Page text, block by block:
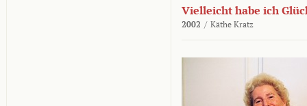
Vielleicht habe ich
2002 / Käthe Kratz